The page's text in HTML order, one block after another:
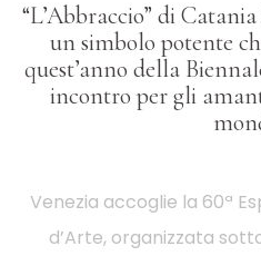
“L’Abbraccio” di
un simbolo potente
quest’anno della
incontro per gli
Venezia accoglie la 60ª
d’Arte, organizzata